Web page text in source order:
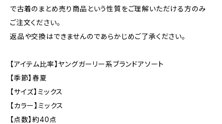
で古着のまとめ売り商品という性質をご理解いただける方のみ
ご注文ください。
返品や交換はできませんのであらかじめご了承ください。
【アイテム比率】ヤングガーリー系ブランドアソート
【季節】春夏
【サイズ】ミックス
【カラー】ミックス
【点数】約40点